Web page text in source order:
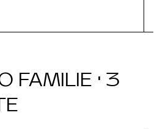
FAMILIE · 3